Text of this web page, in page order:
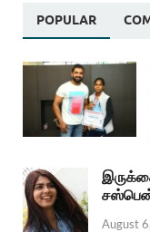
POPULAR
August